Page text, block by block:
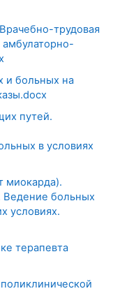
трудовая
и больных на
путей.
в условиях
миокарда).
Ведение больных
условиях.
терапевта